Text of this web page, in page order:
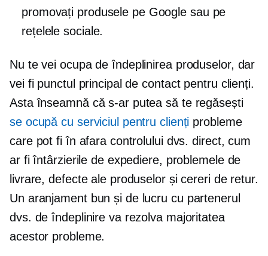
promovați produsele pe Google sau pe
rețelele sociale.
Nu te vei ocupa de îndeplinirea produselor, dar
vei fi punctul principal de contact pentru clienți.
Asta înseamnă că s-ar putea să te regăsești
se ocupă cu serviciul pentru clienți probleme
care pot fi în afara controlului dvs. direct, cum
ar fi întârzierile de expediere, problemele de
livrare, defecte ale produselor și cereri de retur.
Un aranjament bun și de lucru cu partenerul
dvs. de îndeplinire va rezolva majoritatea
acestor probleme.